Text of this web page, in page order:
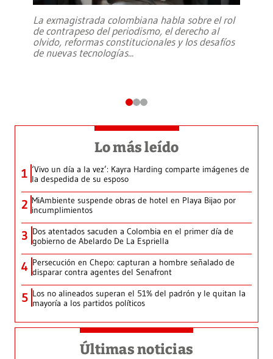
La exmagistrada colombiana habla sobre el rol
de contrapeso del periodismo, el derecho al
olvido, reformas constitucionales y los desafíos
de nuevas tecnologías...
Lo más leído
1 ‘Vivo un día a la vez’: Kayra Harding comparte imágenes de
la despedida de su esposo
2 MiAmbiente suspende obras de hotel en Playa Bijao por
incumplimientos
3 Dos atentados sacuden a Colombia en el primer día de
gobierno de Abelardo De La Espriella
4 Persecución en Chepo: capturan a hombre señalado de
disparar contra agentes del Senafront
5 Los no alineados superan el 51% del padrón y le quitan la
mayoría a los partidos políticos
Últimas noticias